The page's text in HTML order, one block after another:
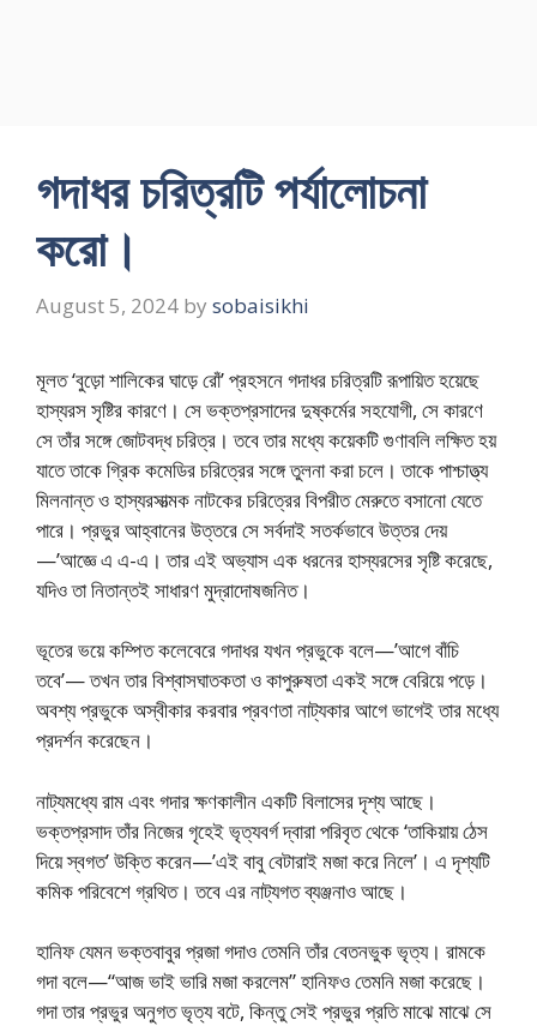
গদাধর চরিত্রটি পর্যালোচনা
করো।
August 5, 2024 by sobaisikhi
মূলত ‘বুড়ো শালিকের ঘাড়ে রোঁ’ প্রহসনে গদাধর চরিত্রটি রূপায়িত হয়েছে
হাস্যরস সৃষ্টির কারণে। সে ভক্তপ্রসাদের দুষ্কর্মের সহযোগী, সে কারণে
সে তাঁর সঙ্গে জোটবদ্ধ চরিত্র। তবে তার মধ্যে কয়েকটি গুণাবলি লক্ষিত হয়
যাতে তাকে গ্রিক কমেডির চরিত্রের সঙ্গে তুলনা করা চলে। তাকে পাশ্চাত্ত্য
মিলনান্ত ও হাস্যরসাত্মক নাটকের চরিত্রের বিপরীত মেরুতে বসানো যেতে
পারে। প্রভুর আহ্বানের উত্তরে সে সর্বদাই সতর্কভাবে উত্তর দেয়
—’আজ্ঞে এ এ-এ। তার এই অভ্যাস এক ধরনের হাস্যরসের সৃষ্টি করেছে,
যদিও তা নিতান্তই সাধারণ মুদ্রাদোষজনিত।
ভূতের ভয়ে কম্পিত কলেবেরে গদাধর যখন প্রভুকে বলে—’আগে বাঁচি
তবে’— তখন তার বিশ্বাসঘাতকতা ও কাপুরুষতা একই সঙ্গে বেরিয়ে পড়ে।
অবশ্য প্রভুকে অস্বীকার করবার প্রবণতা নাট্যকার আগে ভাগেই তার মধ্যে
প্রদর্শন করেছেন।
নাট্যমধ্যে রাম এবং গদার ক্ষণকালীন একটি বিলাসের দৃশ্য আছে।
ভক্তপ্রসাদ তাঁর নিজের গৃহেই ভৃত্যবর্গ দ্বারা পরিবৃত থেকে ‘তাকিয়ায় ঠেস
দিয়ে স্বগত’ উক্তি করেন—’এই বাবু বেটারাই মজা করে নিলে’। এ দৃশ্যটি
কমিক পরিবেশে গ্রথিত। তবে এর নাট্যগত ব্যঞ্জনাও আছে।
হানিফ যেমন ভক্তবাবুর প্রজা গদাও তেমনি তাঁর বেতনভুক ভৃত্য। রামকে
গদা বলে—“আজ ভাই ভারি মজা করলেম” হানিফও তেমনি মজা করেছে।
গদা তার প্রভুর অনুগত ভৃত্য বটে, কিন্তু সেই প্রভুর প্রতি মাঝে মাঝে সে